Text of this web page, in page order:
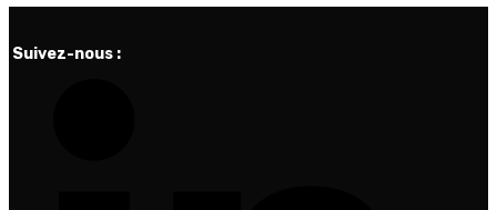
Suivez-nous :